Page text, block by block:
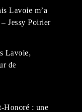
Lavoie m’a
Jessy Poirier
Lavoie,
de
Honoré : une